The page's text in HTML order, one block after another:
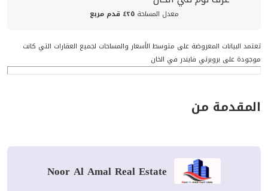
معدل المساحة ٤٢٥ قدم مربع
تعتمد البيانات المعروضة على متوسط الأسعار والمساحات لجميع العقارات التي كانت
موجودة على بروبرتي فايندر في الخان
المقدمة من
Noor Al Amal Real Estate